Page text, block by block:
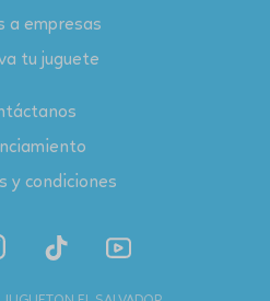
a empresas
tu juguete
y condiciones